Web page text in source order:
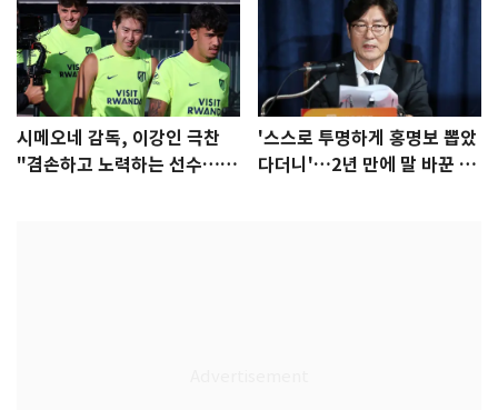
시메오네 감독, 이강인 극찬
"겸손하고 노력하는 선수…좋
'스스로 투명하게 홍명보 뽑았
다더니'…2년 만에 말 바꾼 이